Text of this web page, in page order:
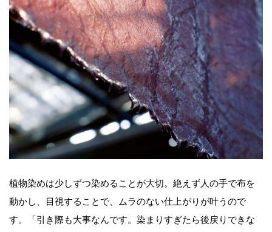
植物染めは少しずつ染めることが大切。絶えず人の手で布を
動かし、目視することで、ムラのない仕上がりが叶うので
す。「引き際も大事なんです。染まりすぎたら後戻りできな